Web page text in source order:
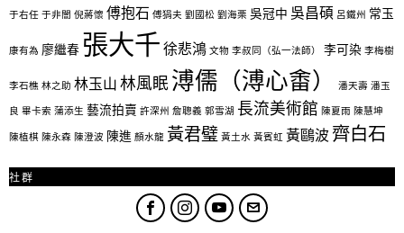
于右任于非闇 倪蔣懷 傅抱石 傅狷夫 劉國松 劉海栗 吳冠中 吳昌碩 呂鐵州 常玉
康有為 廖繼春 張大千徐悲鴻文物 李叔同（弘一法師） 李可染李梅樹
李石樵林之助 林玉山林風眠溥儒（溥心畬） 潘天壽潘玉
良 畢卡索 蒲添生 藝流拍賣 許深州 詹聰義 郭雪湖 長流美術館 陳夏雨 陳慧坤
陳植棋陳永森 陳澄波 陳進 顏水龍 黃君璧黃土水 黃賓虹 黃鷗波 齊白石
社群